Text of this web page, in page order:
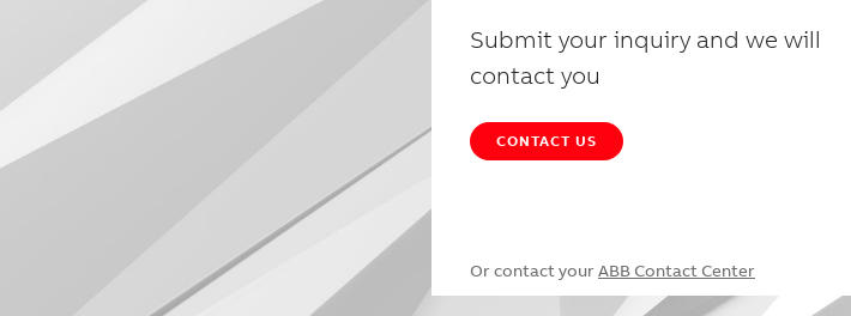
Submit your inquiry and we will
contact you
CONTACT US
Or contact your ABB Contact Center